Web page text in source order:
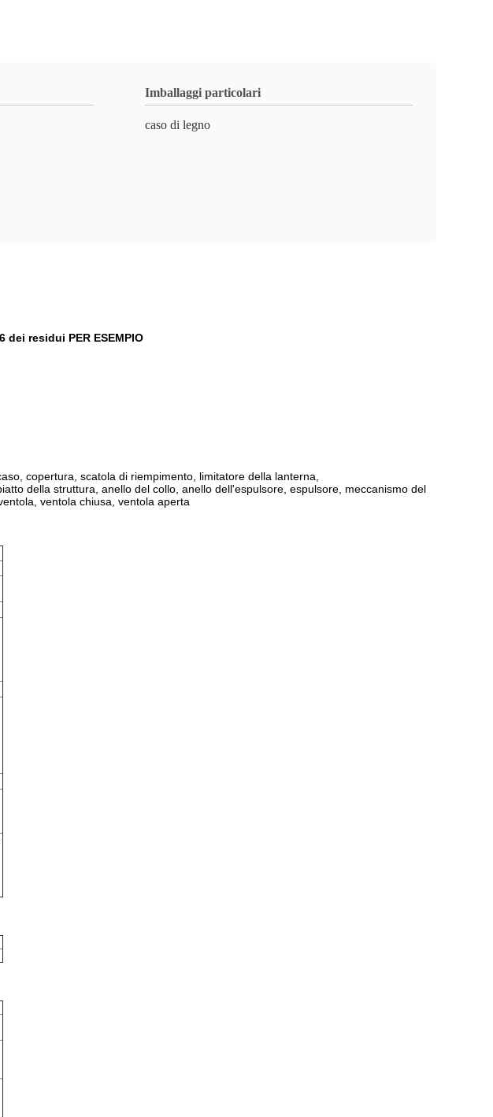
Imballaggi particolari
caso di legno
residui PER ESEMPIO
copertura, scatola di riempimento, limitatore della lanterna,
della struttura, anello del collo, anello dell'espulsore, espulsore, meccanismo del
ventola chiusa, ventola aperta